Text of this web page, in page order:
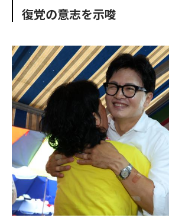
k
復党の意志を示唆